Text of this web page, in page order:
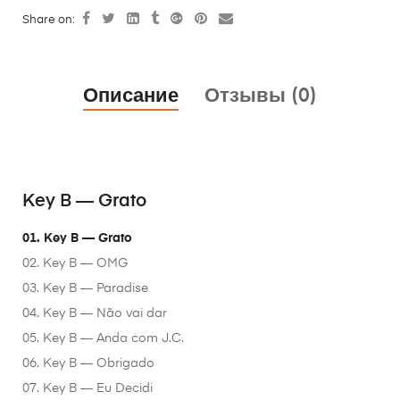
Share on:
Описание Отзывы (0)
Key B — Grato
01. Key B — Grato
02. Key B — OMG
03. Key B — Paradise
04. Key B — Não vai dar
05. Key B — Anda com J.C.
06. Key B — Obrigado
07. Key B — Eu Decidi